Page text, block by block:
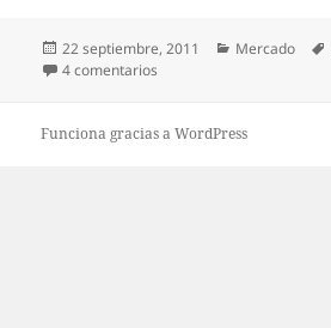
Publicado
el
22 septiembre, 2011 Categorías
Mercado
4 comentarios
Funciona gracias a WordPress